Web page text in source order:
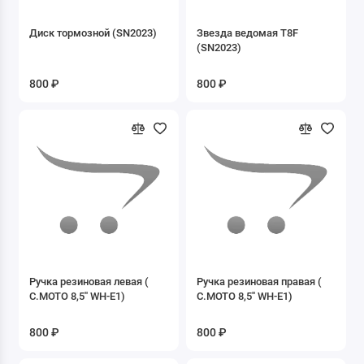
Б/У запчасти
Запасные части к Буксировщикам
Запасные части к двигателю 1P47FMF-G1
Запасные части к двигателю 1P50FMG-2
Диск тормозной (SN2023)
800 ₽
Звезда ведомая T8F
(SN2023)
800 ₽
Ручка резиновая левая (
С.МОТО 8,5'' WH-E1)
800 ₽
Ручка резиновая правая (
С.МОТО 8,5'' WH-E1)
800 ₽